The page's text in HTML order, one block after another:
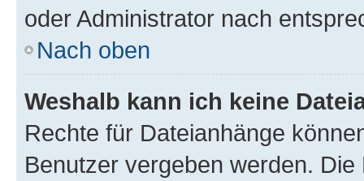
oder Administrator nach
Nach oben
Weshalb kann ich keine
Rechte für Dateianhänge
Benutzer vergeben werden.